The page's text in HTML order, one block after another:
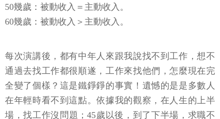
50幾歲：被動收入＝主動收入。
60幾歲：被動收入＞主動收入。
每次演講後，都有中年人來跟我說找不到工作，想不
通過去找工作都很順遂，工作來找他們，怎麼現在完
全變了個樣？這是鐵錚錚的事實！遺憾的是是多數人
在年輕時看不到這點。依據我的觀察，在人生的上半
場，找工作沒問題；45歲以後，到了下半場，求職不